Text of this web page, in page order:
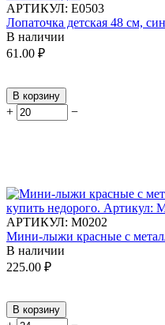
АРТИКУЛ: Е0503
Лопаточка детская 48 см,
В наличии
61.00 ₽
В корзину
+ −
АРТИКУЛ: М0202
Мини-лыжи красные с
В наличии
225.00 ₽
В корзину